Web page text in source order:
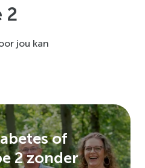
2
jou kan
of
2 zonder